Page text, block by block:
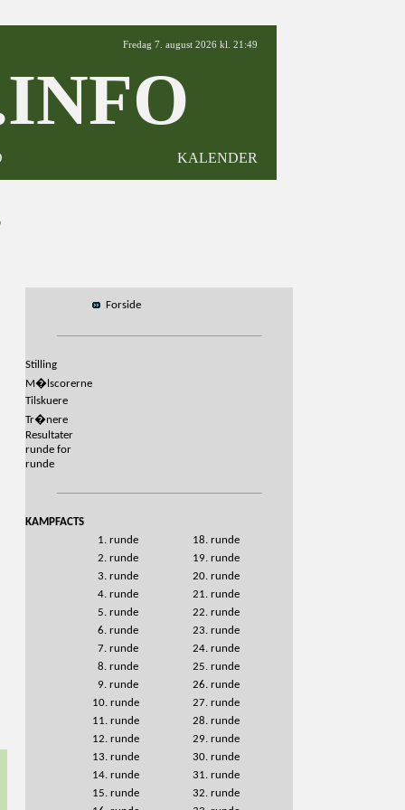
Fredag 7. august 2026 kl. 21:49
KALENDER
Forside
Stilling
M�lscorerne
Tilskuere
Tr�nere
Resultater
runde for
runde
KAMPFACTS
1. runde
18. runde
2. runde
19. runde
3. runde
20. runde
4. runde
21. runde
5. runde
22. runde
6. runde
23. runde
7. runde
24. runde
8. runde
25. runde
9. runde
26. runde
10. runde
27. runde
11. runde
28. runde
12. runde
29. runde
13. runde
30. runde
14. runde
31. runde
15. runde
32. runde